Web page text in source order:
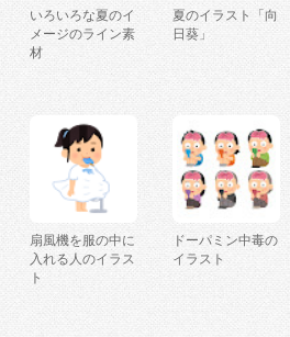
いろいろな夏のイ
メージのライン素
材
夏のイラスト「向
日葵」
扇風機を服の中に
入れる人のイラス
ト
ドーパミン中毒の
イラスト